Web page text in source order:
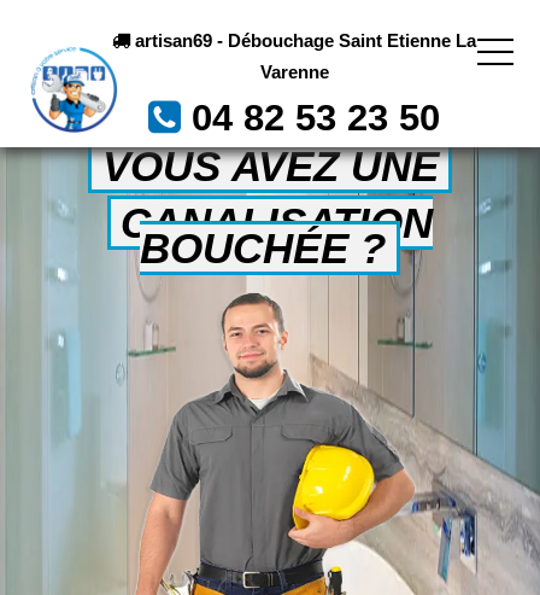
artisan69 - Débouchage Saint Etienne La
Varenne
04 82 53 23 50
VOUS AVEZ UNE
CANALISATION
BOUCHÉE ?